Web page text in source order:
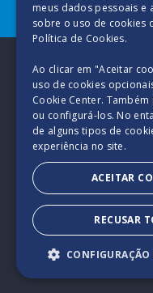
2025.
Bases e Condições
Política
Política de
Nome:
Email:
meus dados pessoais e
sobre o uso de cookies
Política de Cookies.
Ao clicar em "Aceitar
uso de cookies
Cookie Center.
ou configurá-los. No
de alguns tipos de
experiência no site.
ACEITAR
RECUSAR